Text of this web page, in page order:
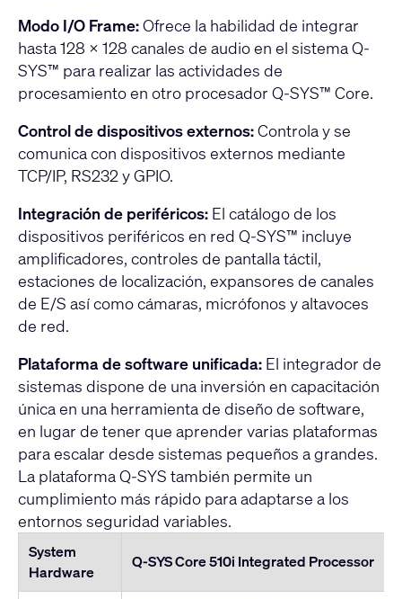
Modo I/O Frame:Ofrece la habilidad de integrar
hasta 128 x 128 canales de audio en el sistema Q-
SYS™ para realizar las actividades de
procesamiento en otro procesador Q-SYS™ Core.
Control de dispositivos externos:Controla y se
comunica con dispositivos externos mediante
TCP/IP, RS232 y GPIO.
Integración de periféricos: El catálogo de los
dispositivos periféricos en red Q-SYS™ incluye
amplificadores, controles de pantalla táctil,
estaciones de localización, expansores de canales
de E/S así como cámaras, micrófonos y altavoces
de red.
Plataforma de software unificada: El integrador de
sistemas dispone de una inversión en capacitación
única en una herramienta de diseño de software,
en lugar de tener que aprender varias plataformas
para escalar desde sistemas pequeños a grandes.
La plataforma Q-SYS también permite un
cumplimiento más rápido para adaptarse a los
entornos seguridad variables.
System
Hardware
Q-SYS Core 510i Integrated Processor